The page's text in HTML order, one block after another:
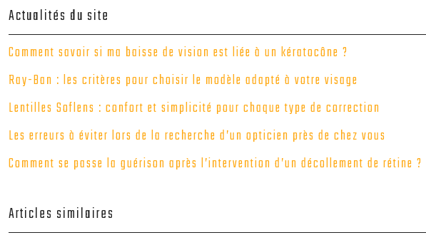
Actualités du site
Comment savoir si ma baisse de vision est liée à un kératocône ?
Ray-Ban : les critères pour choisir le modèle adapté à votre visage
Lentilles Soflens : confort et simplicité pour chaque type de correction
Les erreurs à éviter lors de la recherche d’un opticien près de chez vous
Comment se passe la guérison après l’intervention d’un décollement de rétine ?
Articles similaires